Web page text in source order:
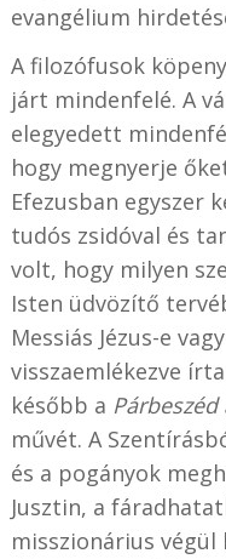
evangélium
A filozófusok
járt mindenfelé. A
elegyedett
hogy megnyerje
Efezusban egyszer
tudós zsidóval és
volt, hogy milyen
Isten üdvözítő
Messiás Jézus-e
visszaemlékezve
később a
művét. A
és a pogányok
Jusztin, a
misszionárius végül